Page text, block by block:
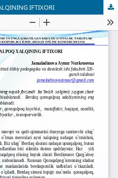
IFTIXORI